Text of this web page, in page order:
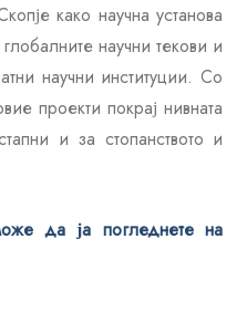
како научна установа
научни текови и
научни институции. Со
проекти покрај нивната
и за стопанството и
да ја погледнете на